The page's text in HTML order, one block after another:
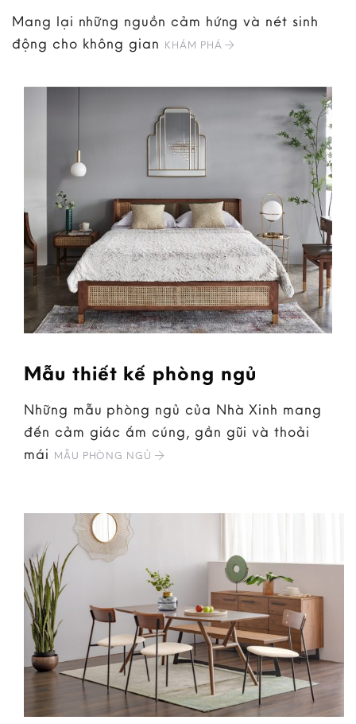
Mang lại những nguồn cảm hứng và nét sinh
động cho không gian KHÁM PHÁ
Mẫu thiết kế phòng ngủ
Những mẫu phòng ngủ của Nhà Xinh mang
đến cảm giác ấm cúng, gần gũi và thoải
mái MẪU PHÒNG NGỦ